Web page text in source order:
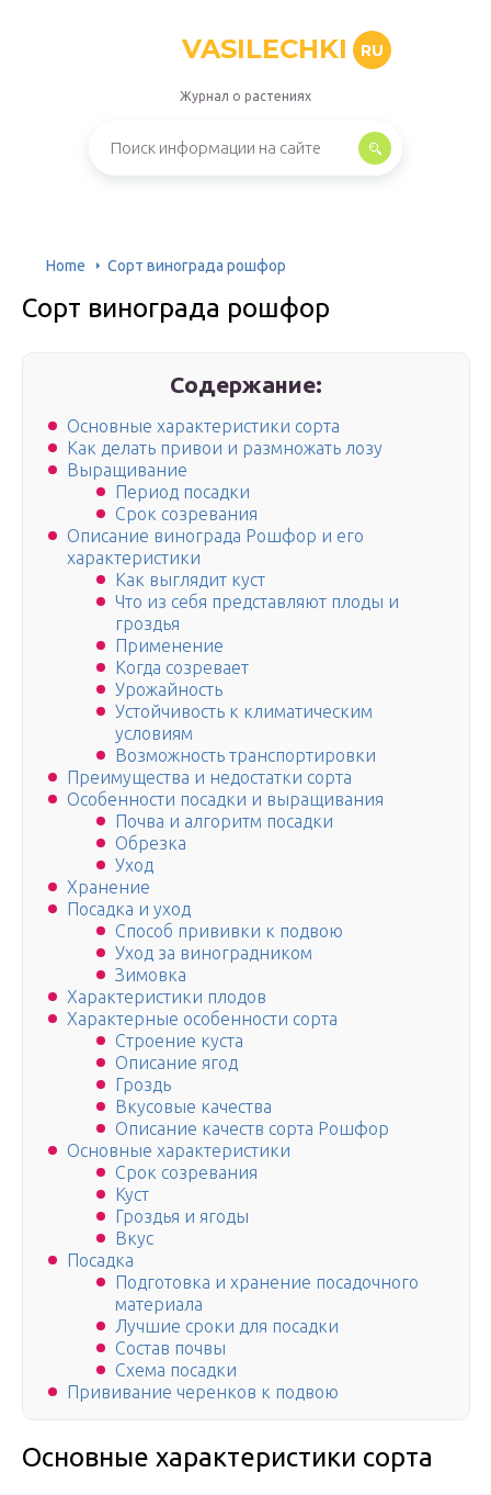
VASILECHKI RU
Журнал о растениях
Home Сорт винограда рошфор
Сорт винограда рошфор
Содержание:
Основные характеристики сорта
Как делать привои и размножать лозу
Выращивание
Период посадки
Срок созревания
Описание винограда Рошфор и его
характеристики
Как выглядит куст
Что из себя представляют плоды и
гроздья
Применение
Когда созревает
Урожайность
Устойчивость к климатическим
условиям
Возможность транспортировки
Преимущества и недостатки сорта
Особенности посадки и выращивания
Почва и алгоритм посадки
Обрезка
Уход
Хранение
Посадка и уход
Способ прививки к подвою
Уход за виноградником
Зимовка
Характеристики плодов
Характерные особенности сорта
Строение куста
Описание ягод
Гроздь
Вкусовые качества
Описание качеств сорта Рошфор
Основные характеристики
Срок созревания
Куст
Гроздья и ягоды
Вкус
Посадка
Подготовка и хранение посадочного
материала
Лучшие сроки для посадки
Состав почвы
Схема посадки
Прививание черенков к подвою
Основные характеристики сорта